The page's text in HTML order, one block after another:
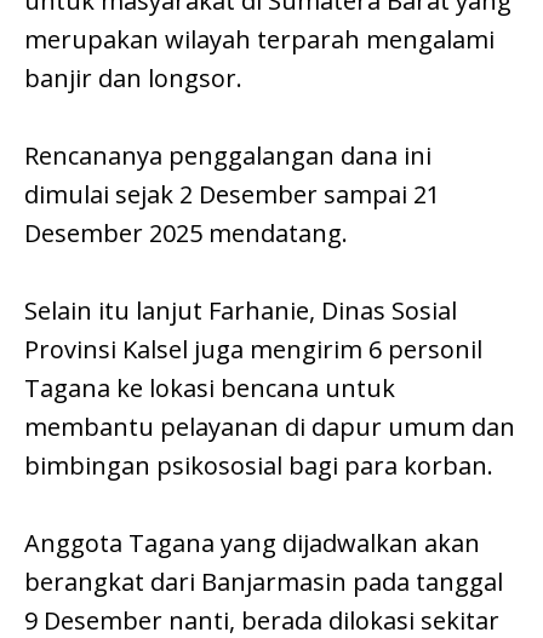
merupakan wilayah terparah mengalami
banjir dan longsor.
Rencananya penggalangan dana ini
dimulai sejak 2 Desember sampai 21
Desember 2025 mendatang.
Selain itu lanjut Farhanie, Dinas Sosial
Provinsi Kalsel juga mengirim 6 personil
Tagana ke lokasi bencana untuk
membantu pelayanan di dapur umum dan
bimbingan psikososial bagi para korban.
Anggota Tagana yang dijadwalkan akan
berangkat dari Banjarmasin pada tanggal
9 Desember nanti, berada dilokasi sekitar